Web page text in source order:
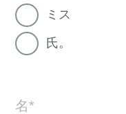
ミス
氏。
名